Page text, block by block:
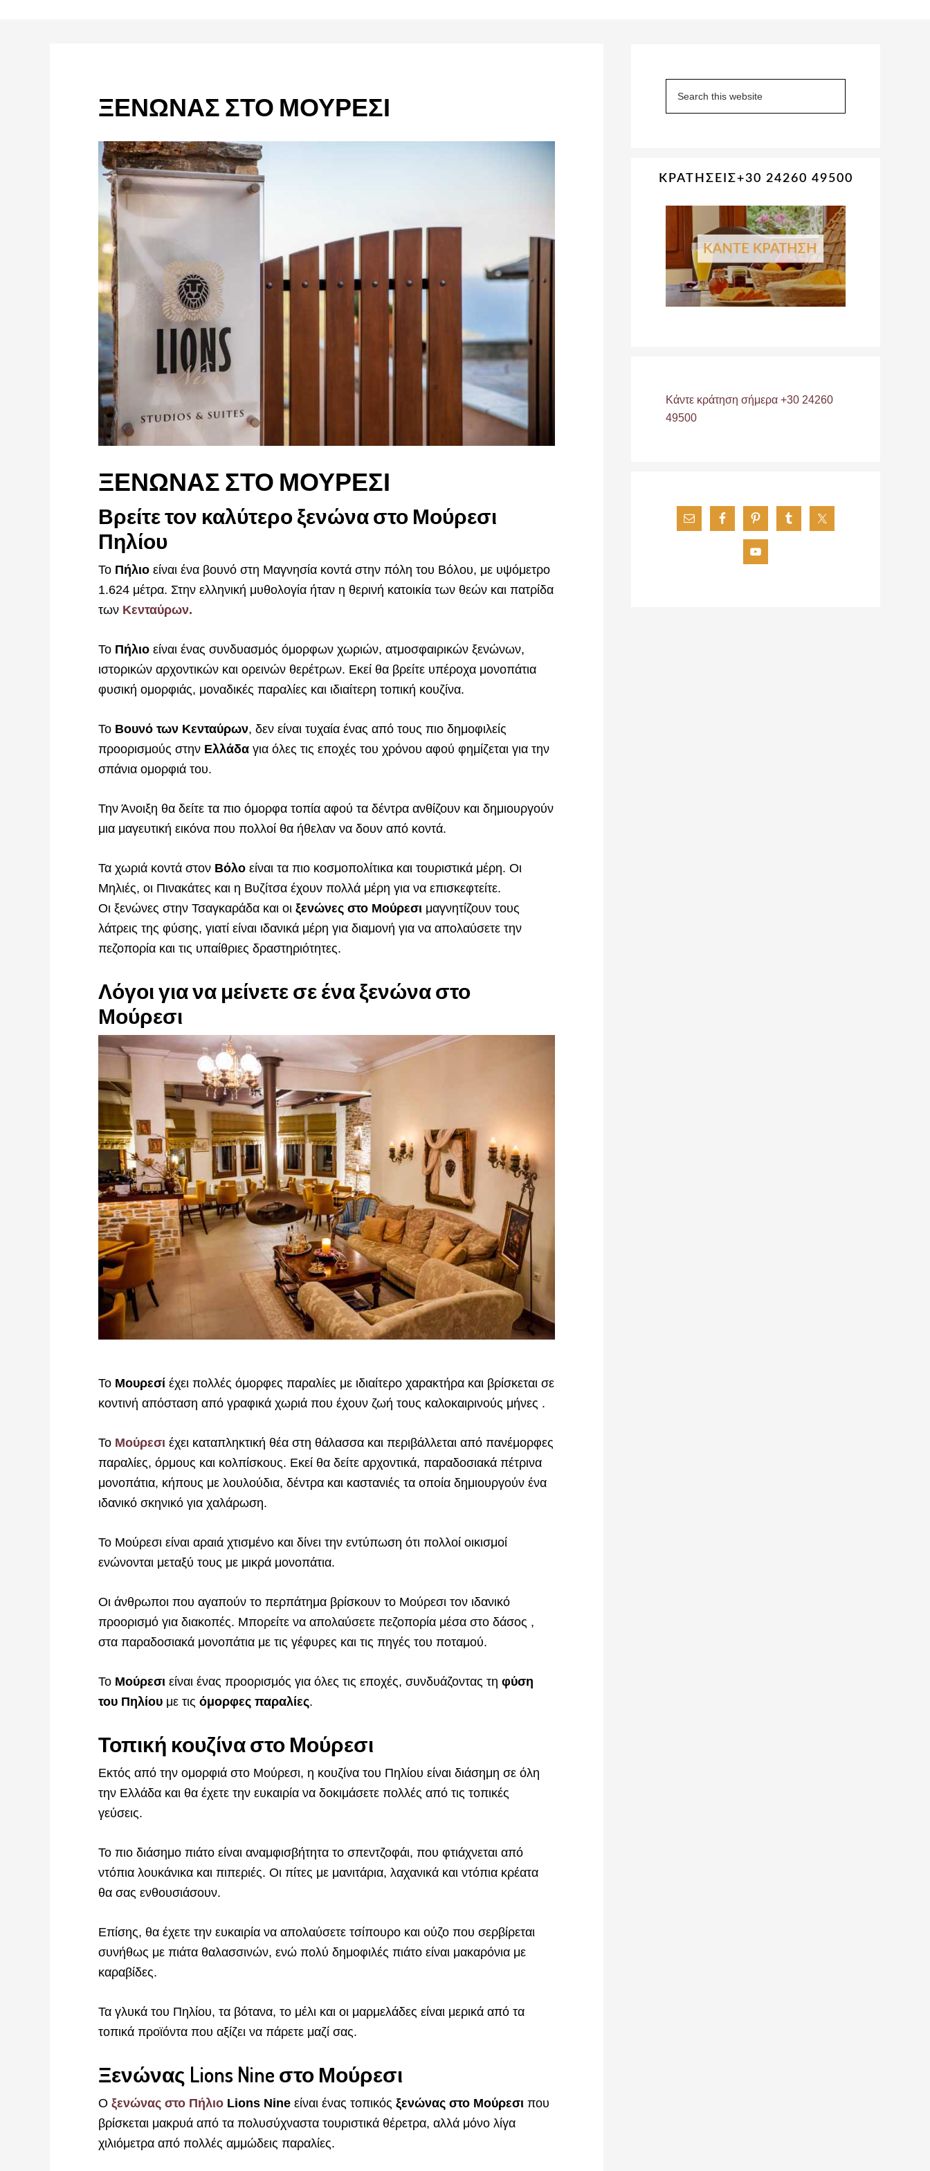
ΞΕΝΩΝΑΣ ΣΤΟ ΜΟΥΡΕΣΙ
ΞΕΝΩΝΑΣ ΣΤΟ ΜΟΥΡΕΣΙ
Βρείτε τον καλύτερο ξενώνα στο Μούρεσι
Πηλίου
Το Πήλιο είναι ένα βουνό στη Μαγνησία κοντά στην πόλη του Βόλου, με υψόμετρο
1.624 μέτρα. Στην ελληνική μυθολογία ήταν η θερινή κατοικία των θεών και πατρίδα
των Κενταύρων.
Το Πήλιο είναι ένας συνδυασμός όμορφων χωριών, ατμοσφαιρικών ξενώνων,
ιστορικών αρχοντικών και ορεινών θερέτρων. Εκεί θα βρείτε υπέροχα μονοπάτια
φυσική ομορφιάς, μοναδικές παραλίες και ιδιαίτερη τοπική κουζίνα.
Το Βουνό των Κενταύρων, δεν είναι τυχαία ένας από τους πιο δημοφιλείς
προορισμούς στην Ελλάδα για όλες τις εποχές του χρόνου αφού φημίζεται για την
σπάνια ομορφιά του.
Την Άνοιξη θα δείτε τα πιο όμορφα τοπία αφού τα δέντρα ανθίζουν και δημιουργούν
μια μαγευτική εικόνα που πολλοί θα ήθελαν να δουν από κοντά.
Τα χωριά κοντά στον Βόλο είναι τα πιο κοσμοπολίτικα και τουριστικά μέρη. Οι
Μηλιές, οι Πινακάτες και η Βυζίτσα έχουν πολλά μέρη για να επισκεφτείτε.
Οι ξενώνες στην Τσαγκαράδα και οι ξενώνες στο Μούρεσι μαγνητίζουν τους
λάτρεις της φύσης, γιατί είναι ιδανικά μέρη για διαμονή για να απολαύσετε την
πεζοπορία και τις υπαίθριες δραστηριότητες.
Λόγοι για να μείνετε σε ένα ξενώνα στο
Μούρεσι
To Μουρεσί έχει πολλές όμορφες παραλίες με ιδιαίτερο χαρακτήρα και βρίσκεται σε
κοντινή απόσταση από γραφικά χωριά που έχουν ζωή τους καλοκαιρινούς μήνες .
Το Μούρεσι έχει καταπληκτική θέα στη θάλασσα και περιβάλλεται από πανέμορφες
παραλίες, όρμους και κολπίσκους. Εκεί θα δείτε αρχοντικά, παραδοσιακά πέτρινα
μονοπάτια, κήπους με λουλούδια, δέντρα και καστανιές τα οποία δημιουργούν ένα
ιδανικό σκηνικό για χαλάρωση.
Το Μούρεσι είναι αραιά χτισμένο και δίνει την εντύπωση ότι πολλοί οικισμοί
ενώνονται μεταξύ τους με μικρά μονοπάτια.
Οι άνθρωποι που αγαπούν το περπάτημα βρίσκουν το Μούρεσι τον ιδανικό
προορισμό για διακοπές. Μπορείτε να απολαύσετε πεζοπορία μέσα στο δάσος ,
στα παραδοσιακά μονοπάτια με τις γέφυρες και τις πηγές του ποταμού.
Το Μούρεσι είναι ένας προορισμός για όλες τις εποχές, συνδυάζοντας τη φύση
του Πηλίου με τις όμορφες παραλίες.
Τοπική κουζίνα στο Μούρεσι
Εκτός από την ομορφιά στο Μούρεσι, η κουζίνα του Πηλίου είναι διάσημη σε όλη
την Ελλάδα και θα έχετε την ευκαιρία να δοκιμάσετε πολλές από τις τοπικές
γεύσεις.
Το πιο διάσημο πιάτο είναι αναμφισβήτητα το σπεντζοφάι, που φτιάχνεται από
ντόπια λουκάνικα και πιπεριές. Οι πίτες με μανιτάρια, λαχανικά και ντόπια κρέατα
θα σας ενθουσιάσουν.
Επίσης, θα έχετε την ευκαιρία να απολαύσετε τσίπουρο και ούζο που σερβίρεται
συνήθως με πιάτα θαλασσινών, ενώ πολύ δημοφιλές πιάτο είναι μακαρόνια με
καραβίδες.
Τα γλυκά του Πηλίου, τα βότανα, το μέλι και οι μαρμελάδες είναι μερικά από τα
τοπικά προϊόντα που αξίζει να πάρετε μαζί σας.
Ξενώνας Lions Nine στο Μούρεσι
Ο ξενώνας στο Πήλιο Lions Nine είναι ένας τοπικός ξενώνας στο Μούρεσι που
βρίσκεται μακρυά από τα πολυσύχναστα τουριστικά θέρετρα, αλλά μόνο λίγα
χιλιόμετρα από πολλές αμμώδεις παραλίες.
Sidebar
ΚΡΑΤΗΣΕΙΣ+30 24260 49500
Κάντε κράτηση σήμερα +30 24260
49500